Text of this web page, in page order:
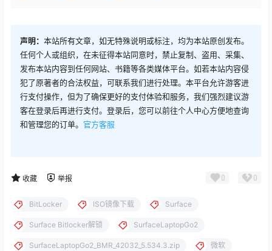
声明： 本站所有文章，如无特殊说明或标注，均为本站原创发布。
任何个人或组织，在未征得本站同意时，禁止复制、盗用、采集、
发布本站内容到任何网站、书籍等各类媒体平台。如若本站内容侵
犯了原著者的合法权益，可联系我们进行处理。本平台允许游客进
行支付操作，但为了确保更好的支付体验和服务，我们强烈建议游
客在登录后再进行支付。登录后，您可以前往个人中心方便地查询
和管理您的订单。 官方客服
收藏 举报 0 0
BitLocker ISO镜像下载 Surface
Surface Bitlocker解锁 SurfaceLaptopGo2
SurfaceLaptopGo2_BMR_42032_5.534.3.zip 微软